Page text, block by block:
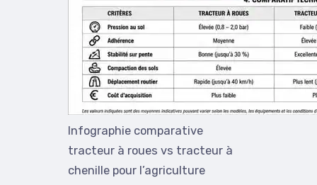
Infographie comparative
tracteur à roues vs tracteur à
chenille pour l’agriculture